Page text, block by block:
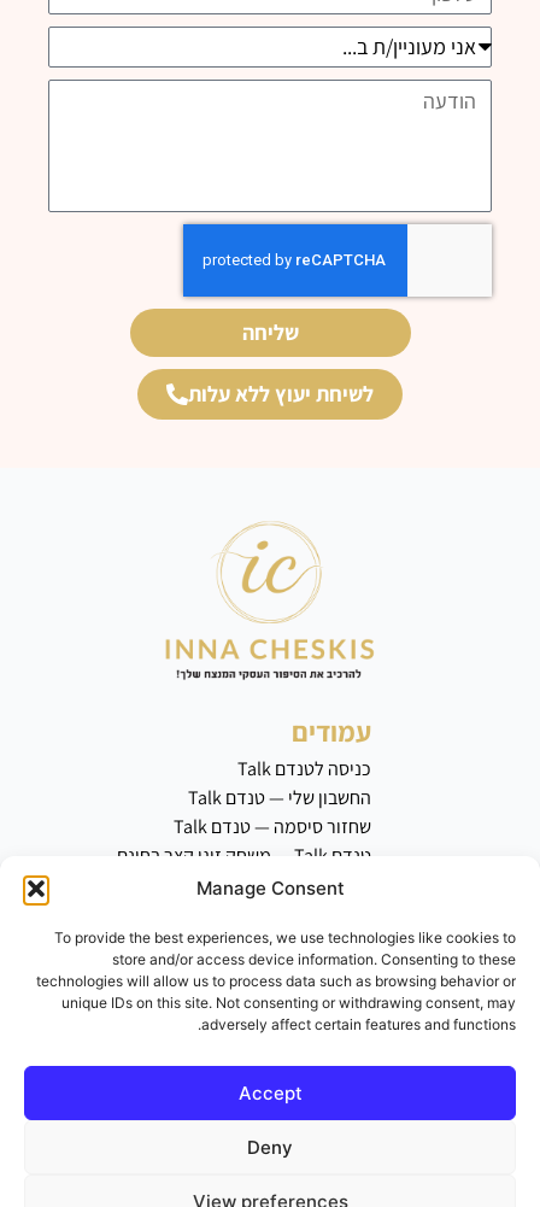
Manage Consent
To provide the best experiences, we use technologies like cookies to
store and/or access device information. Consenting to these
technologies will allow us to process data such as browsing behavior or
unique IDs on this site. Not consenting or withdrawing consent, may
adversely affect certain features and functions.
Accept
Deny
View preferences
אני
מעוניין/ת
ב...
הודעה
שליחה
לשיחת יעוץ ללא עלות
עמודים
כניסה לטנדם Talk
החשבון שלי — טנדם Talk
שחזור סיסמה — טנדם Talk
טנדם Talk — משחק זוגי קצר בחינם
אמון וטיפול זוגי
מוכפלת
lecture
טנדם Talk – משחק שמקרב בינינו
טנדם Talk – אזור המשחק
שירותים
ספרים שכתבתי